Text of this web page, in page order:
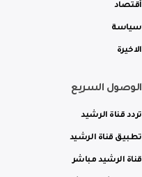
أقتصاد
سياسة
الاخيرة
الوصول السريع
تردد قناة الرشيد
تطبيق قناة الرشيد
قناة الرشيد مباشر